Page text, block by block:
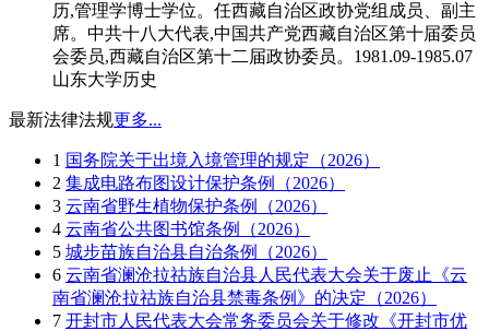
历,管理学博士学位。任西藏自治区政协党组成员、副主
席。中共十八大代表,中国共产党西藏自治区第十届委员
会委员,西藏自治区第十二届政协委员。1981.09-1985.07
山东大学历史
最新法律法规更多...
1 国务院关于出境入境管理的规定（2026）
2 集成电路布图设计保护条例（2026）
3 云南省野生植物保护条例（2026）
4 云南省公共图书馆条例（2026）
5 城步苗族自治县自治条例（2026）
6 云南省澜沧拉祜族自治县人民代表大会关于废止《云
南省澜沧拉祜族自治县禁毒条例》的决定（2026）
7 开封市人民代表大会常务委员会关于修改《开封市优